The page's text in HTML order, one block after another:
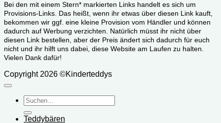
Bei den mit einem Stern* markierten Links handelt es sich um
Provisions-Links. Das heißt, wenn ihr etwas über diesen Link kauft,
bekommen wir ggf. eine kleine Provision vom Händler und können
dadurch auf Werbung verzichten. Natürlich müsst ihr nicht über
diesen Link bestellen, aber der Preis ändert sich dadurch für euch
nicht und ihr hilft uns dabei, diese Website am Laufen zu halten.
Vielen Dank dafür!
Copyright 2026 ©Kinderteddys
Suchen
nach:
Teddybären